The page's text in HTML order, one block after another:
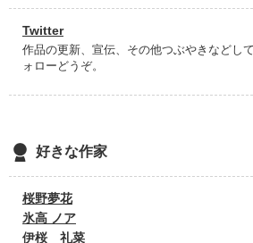
Twitter
作品の更新、宣伝、その他つぶやきなどし
ォローどうぞ。
好きな作家
桜野夢花
氷高 ノア
伊桜 礼菜